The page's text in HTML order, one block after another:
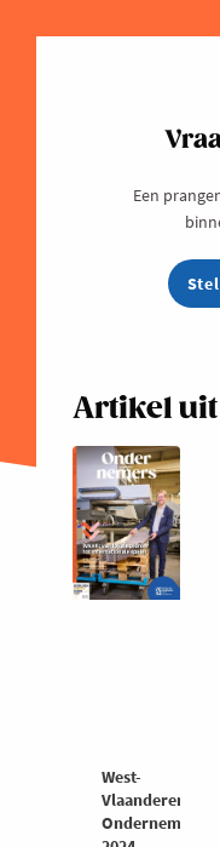
Een
Artikel
West-
Vlaanderen
Ondernemers